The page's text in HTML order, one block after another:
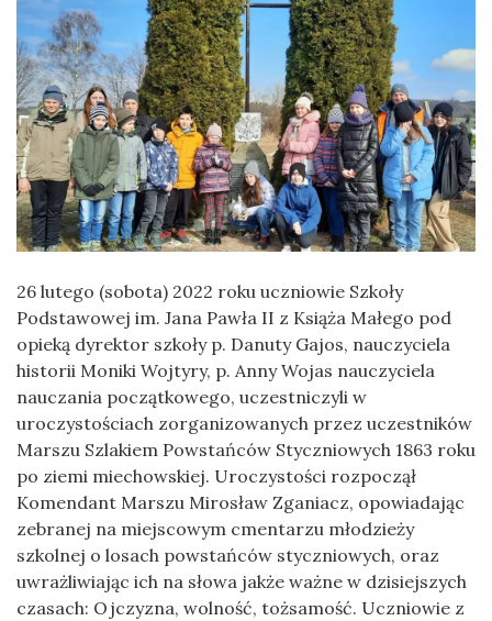
26 lutego (sobota) 2022 roku uczniowie Szkoły
Podstawowej im. Jana Pawła II z Książa Małego pod
opieką dyrektor szkoły p. Danuty Gajos, nauczyciela
historii Moniki Wojtyry, p. Anny Wojas nauczyciela
nauczania początkowego, uczestniczyli w
uroczystościach zorganizowanych przez uczestników
Marszu Szlakiem Powstańców Styczniowych 1863 roku
po ziemi miechowskiej. Uroczystości rozpoczął
Komendant Marszu Mirosław Zganiacz, opowiadając
zebranej na miejscowym cmentarzu młodzieży
szkolnej o losach powstańców styczniowych, oraz
uwrażliwiając ich na słowa jakże ważne w dzisiejszych
czasach: Ojczyzna, wolność, tożsamość. Uczniowie z